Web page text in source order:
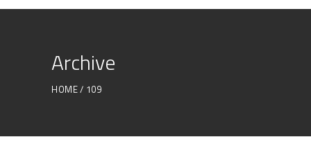
Archive
HOME 109